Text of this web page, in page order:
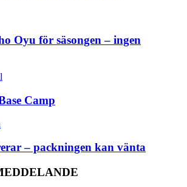
Oyu för säsongen – ingen
Camp
– packningen kan vänta